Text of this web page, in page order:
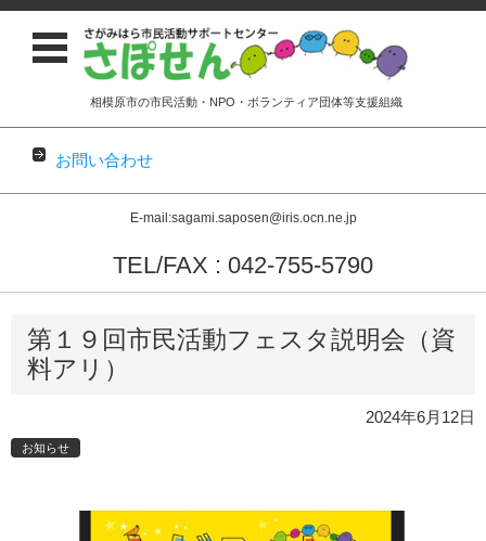
相模原市の市民活動・NPO・ボランティア団体等支援組織
お問い合わせ
E-mail:sagami.saposen@iris.ocn.ne.jp
TEL/FAX : 042-755-5790
コンテンツに移動
第１９回市民活動フェスタ説明会（資
料アリ）
2024年6月12日
お知らせ